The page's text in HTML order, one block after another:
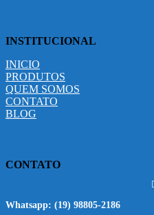
INSTITUCIONAL
INICIO
PRODUTOS
QUEM SOMOS
CONTATO
BLOG
CONTATO
Whatsapp: (19) 98805-2186